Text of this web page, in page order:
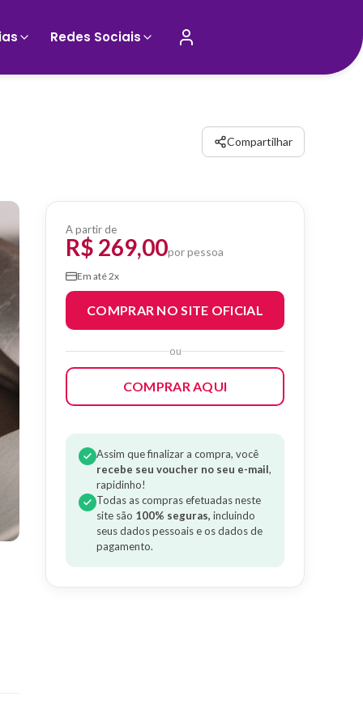
Redes Sociais
Compartilhar
A partir de
R$ 269,00por pessoa
Em até 2x
COMPRAR NO SITE OFICIAL
ou
COMPRAR AQUI
Assim que finalizar a compra, você
recebe seu voucher no seu e-mail,
rapidinho!
Todas as compras efetuadas neste
site são 100% seguras, incluindo
seus dados pessoais e os dados de
pagamento.